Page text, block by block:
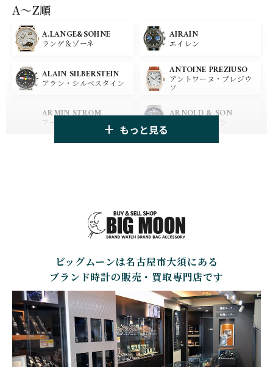
パネライ
OMEGA
オメガ
BREGUET
ブレゲ
BLANCPAIN
ブランパン
BREITLING
ブライトリング
HUBLOT
ウブロ
ZENITH
BELL＆ROSS SINN
ジン
CARTIER
カルティエ
CHANEL
シャネル
CHOPARD
ショパール
SEIKO
セイコー
GLASHUTTE ORIGINA
L
グラスヒュッテ・オリジ
ナル
CHRONOSWISS
クロノスイス
A〜Z順
A.LANGE&SOHNE
ランゲ＆ゾーネ
AIRAIN
エイレン
ALAIN SILBERSTEIN
アラン・シルベスタイン
ANTOINE PREZIUSO
アントワーヌ・プレジウ
ソ
ARMIN STROM
アーミン・シュトローム
ARNOLD & SON
アーノルド&サン
BAMFORD LONDON
バンフォード・ロンドン
BAUME&MERCIER
ボーム＆メルシエ
BEAUBLEU
ボーブルー
BELL＆ROSS
ベル＆ロス
BLANCPAIN
ブランパン
BOLDR Supply Compan
y
ボルダー・サプライ・カ
ンパニー
BOVET
ボヴェ
BREGUET
ブレゲ
もっと見る
ビッグムーンは名古屋市大須にある
ブランド時計の販売・買取専門店です